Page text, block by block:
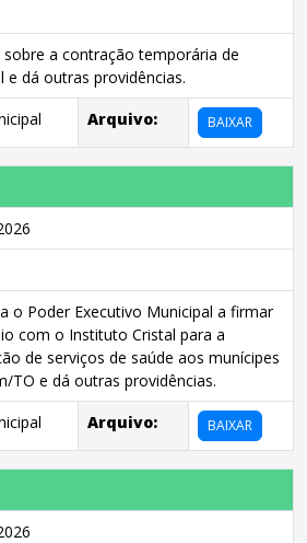
sobre a contração temporária de
e dá outras providências.
Arquivo: BAIXAR
o Poder Executivo Municipal a firmar
com o Instituto Cristal para a
de serviços de saúde aos munícipes
TO e dá outras providências.
Arquivo: BAIXAR